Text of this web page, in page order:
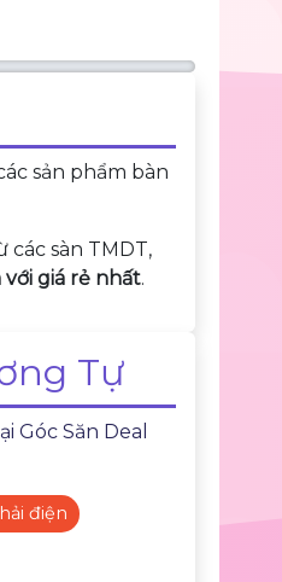
sản phẩm bàn
các sàn TMDT,
giá rẻ nhất.
Tự
Góc Săn Deal
điện